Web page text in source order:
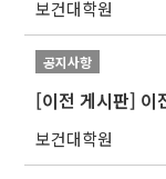
보건대학원
공지사항
[이전 게시판] 이
보건대학원